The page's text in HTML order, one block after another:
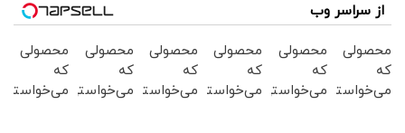
از سراسر وب
محصولی
که
می‌خواستی
محصولی
که
می‌خواستی
محصولی
که
می‌خواستی
محصولی
که
می‌خواستی
محصولی
که
می‌خواستی
محصولی
که
می‌خواستی